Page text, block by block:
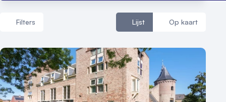
Filters Lijst Op kaart
Aantal zalen
1 - 5 zalen
6 - 10 zalen